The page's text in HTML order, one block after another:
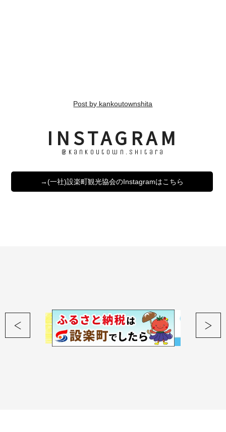
Post by kankoutownshita
INSTAGRAM
@kankoutown.shitara
→(一社)設楽町観光協会のInstagramはこちら